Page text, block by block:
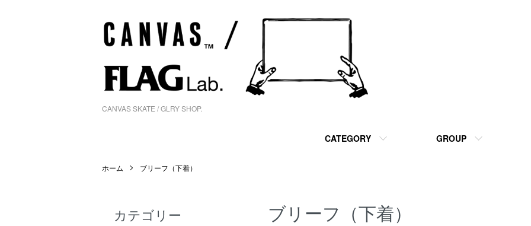
CANVAS SKATE / GLRY SHOP.
CATEGORY GROUP
ホーム ブリーフ（下着）
ブリーフ（下着）
カテゴリー